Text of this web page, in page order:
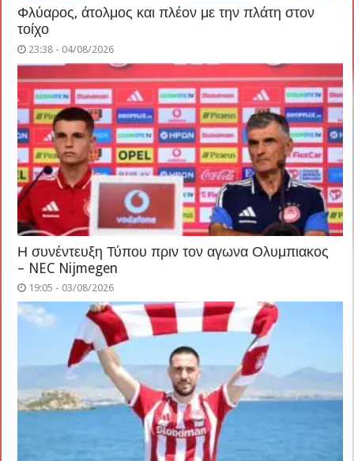
Φλύαρος, άτολμος και πλέον με την πλάτη στον
τοίχο
23:38 - 04/08/2026
Η συνέντευξη Τύπου πριν τον αγωνα Ολυμπιακος
– NEC Nijmegen
19:05 - 03/08/2026